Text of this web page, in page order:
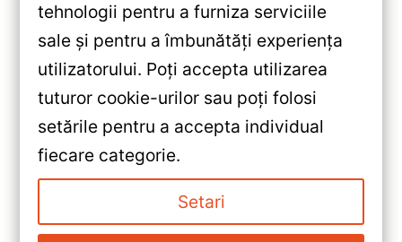
«Navigație Auto Teyes CC3
Nissan Patrol Y62 2010-2020
(4+64GB, 9" QLED) — Recenzie
Detaliată, Testare &
Recomandări
Navigație Teyes CC3 2K pentru
Hyundai i10 2019-2023 —
Recenzie Detaliată, Testare &
tehnologii pentru a furniza serviciile
sale și pentru a îmbunătăți experiența
utilizatorului. Poți accepta utilizarea
tuturor cookie-urilor sau poți folosi
setările pentru a accepta individual
fiecare categorie.
Setari